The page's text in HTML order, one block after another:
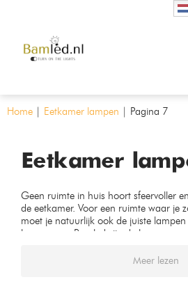
Home | Eetkamer lampen | Pagina 7
Eetkamer
Geen ruimte in huis hoort sfeervoller
de eetkamer. Voor een ruimte waar je
moet je natuurlijk ook de juiste
lampen van Bamled zijn de lampen
Meer lezen